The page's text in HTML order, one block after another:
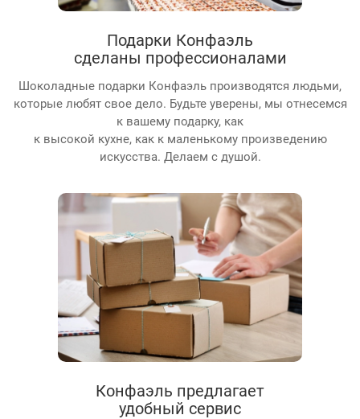
Подарки Конфаэль
сделаны профессионалами
Шоколадные подарки Конфаэль производятся людьми,
которые любят свое дело. Будьте уверены, мы отнесемся
к вашему подарку, как
к высокой кухне, как к маленькому произведению
искусства. Делаем с душой.
Конфаэль предлагает
удобный сервис